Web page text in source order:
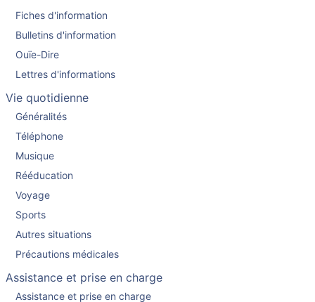
Fiches d'information
Bulletins d'information
Ouïe-Dire
Lettres d'informations
Vie quotidienne
Généralités
Téléphone
Musique
Rééducation
Voyage
Sports
Autres situations
Précautions médicales
Assistance et prise en charge
Assistance et prise en charge